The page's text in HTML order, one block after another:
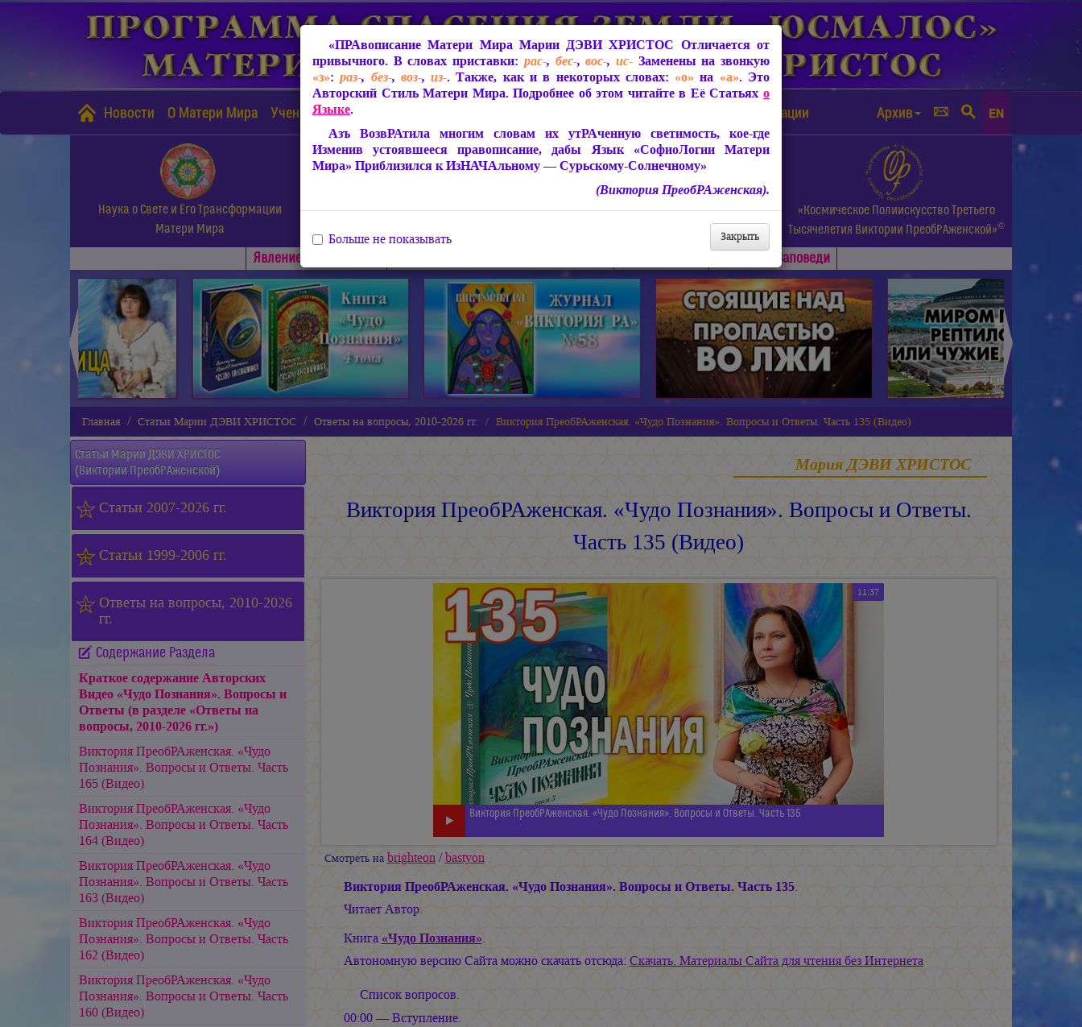
Новости О Матери Мира Учение Матери Мира Защита от чипизации Архив EN
Наука о Свете и Его Трансформации
Матери Мира
СофиоЛогия Матери Мира
Живое Слово Матери Мира.
Статьи, Книги, Видео, Аудио и др.
«Космическое Полиискусство Третьего
Тысячелетия Виктории ПреобРАженской»©
Явлениe Матери Мира Заповеди
◄ ►
Главная Статьи Марии ДЭВИ ХРИСТОС Ответы на вопросы, 2010-2026 гг. Виктория ПреобРАженская. «Чудо Познания». Вопросы и Ответы. Часть 135 (Видео)
Статьи Марии ДЭВИ ХРИСТОС
(Виктории ПреобРАженской)
Статьи 2007-2026 гг.
Статьи 1999-2006 гг.
Ответы на вопросы, 2010-2026
гг.
Содержание Раздела
Краткое содержание Авторских
Видео «Чудо Познания». Вопросы и
Ответы (в разделе «Ответы на
вопросы, 2010-2026 гг.»)
Виктория ПреобРАженская. «Чудо
Познания». Вопросы и Ответы. Часть
165 (Видео)
Виктория ПреобРАженская. «Чудо
Познания». Вопросы и Ответы. Часть
164 (Видео)
Виктория ПреобРАженская. «Чудо
Познания». Вопросы и Ответы. Часть
163 (Видео)
Виктория ПреобРАженская. «Чудо
Познания». Вопросы и Ответы. Часть
162 (Видео)
Виктория ПреобРАженская. «Чудо
Познания». Вопросы и Ответы. Часть
160 (Видео)
Мария ДЭВИ ХРИСТОС
Виктория ПреобРАженская. «Чудо Познания». Вопросы и Ответы.
Часть 135 (Видео)
11:37
Виктория ПреобРАженская. «Чудо Познания». Вопросы и Ответы. Часть 135
Смотреть на brighteon/bastyon
Виктория ПреобРАженская. «Чудо Познания». Вопросы и Ответы. Часть 135.
Читает Автор.
Книга «Чудо Познания».
Автономную версию Сайта можно скачать отсюда: Скачать. Материалы Сайта для чтения без Интернета
Список вопросов.
00:00 — Вступление.
«ПРАвописание Матери Мира Марии ДЭВИ ХРИСТОС Отличается от
привычного. В словах приставки: рас-, бес-,вос-, ис-Заменены на звонкую
«з»:раз-, без-, воз-,из-. Также, как и в некоторых словах: «о» на «а». Это
Авторский Стиль Матери Мира. Подробнее об этом читайте в Её Статьях о
Языке.
Азъ ВозвРАтила многим словам их утРАченную светимость, кое-где
Изменив устоявшееся правописание, дабы Язык «СофиоЛогии Матери
Мира» Приблизился к ИзНАЧАльному — Сурьскому-Солнечному»
(Виктория ПреобРАженская).
Закрыть
Больше не показывать